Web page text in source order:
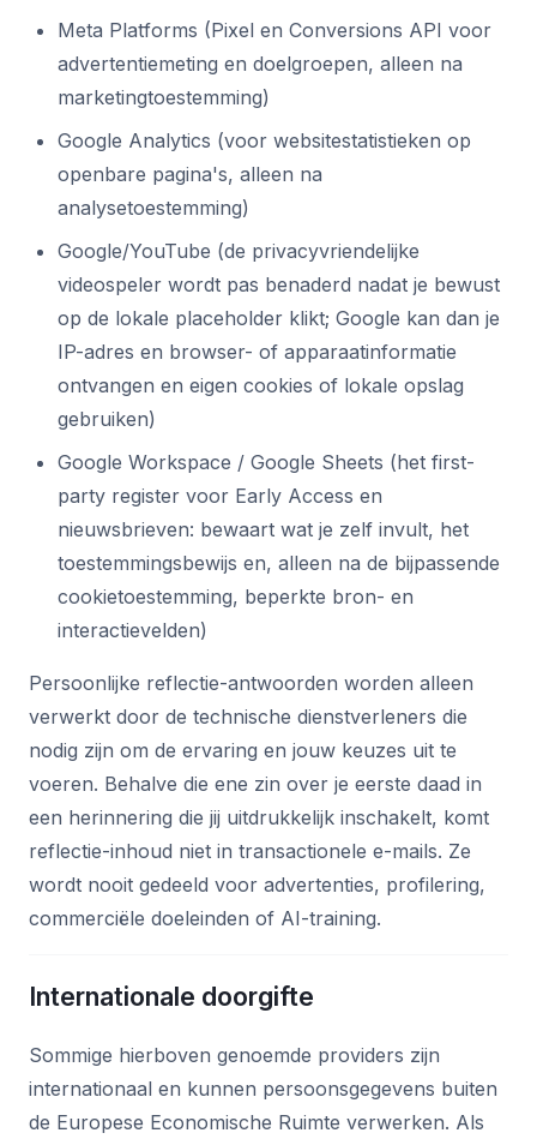
Meta Platforms (Pixel en Conversions API voor
advertentiemeting en doelgroepen, alleen na
marketingtoestemming)
Google Analytics (voor websitestatistieken op
openbare pagina's, alleen na
analysetoestemming)
Google/YouTube (de privacyvriendelijke
videospeler wordt pas benaderd nadat je bewust
op de lokale placeholder klikt; Google kan dan je
IP-adres en browser- of apparaatinformatie
ontvangen en eigen cookies of lokale opslag
gebruiken)
Google Workspace / Google Sheets (het first-
party register voor Early Access en
nieuwsbrieven: bewaart wat je zelf invult, het
toestemmingsbewijs en, alleen na de bijpassende
cookietoestemming, beperkte bron- en
interactievelden)
Persoonlijke reflectie-antwoorden worden alleen
verwerkt door de technische dienstverleners die
nodig zijn om de ervaring en jouw keuzes uit te
voeren. Behalve die ene zin over je eerste daad in
een herinnering die jij uitdrukkelijk inschakelt, komt
reflectie-inhoud niet in transactionele e-mails. Ze
wordt nooit gedeeld voor advertenties, profilering,
commerciële doeleinden of AI-training.
Internationale doorgifte
Sommige hierboven genoemde providers zijn
internationaal en kunnen persoonsgegevens buiten
de Europese Economische Ruimte verwerken. Als